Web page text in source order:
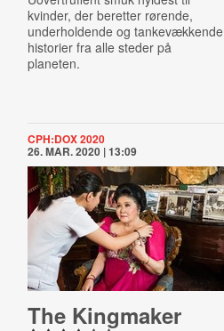
kvinder, der beretter rørende,
underholdende og tankevækkende
historier fra alle steder på
planeten.
CPH:DOX 2020
26. MAR. 2020 | 13:09
The Kingmaker